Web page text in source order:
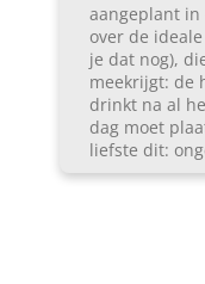
aangeplant
over de
je dat nog),
meekrijgt: de
drinkt na al
dag moet
liefste dit: